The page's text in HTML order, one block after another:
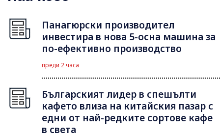
Панагюрски производител
инвестира в нова 5-осна машина за
по-ефективно производство
преди 2 часа
Българският лидер в спешълти
кафето влиза на китайския пазар с
едни от най-редките сортове кафе
в света